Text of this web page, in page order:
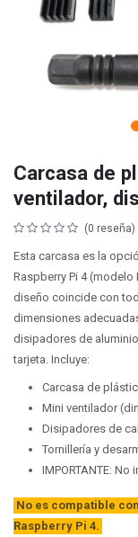
Carcasa de
ventilador,
(0 reseña)
Esta carcasa es la
Raspberry Pi 4
diseño coincide con
dimensiones
disipadores de
tarjeta. Incluye:
Carcasa de
Mini ventilador
Disipadores de
Tornillería y
IMPORTANTE: No
No es compatible
Raspberry Pi 4.